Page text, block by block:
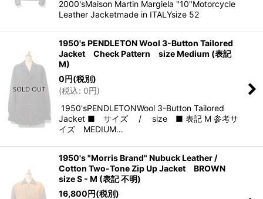
2000'sMaison Martin Margiela "10"Motorcycle
Leather Jacketmade in ITALYsize 52
1950's PENDLETON Wool 3-Button Tailored
Jacket Check Pattern size Medium (表記
M)
0円(税別)
(税込: 0円)
1950'sPENDLETONWool 3-Button Tailored
Jacket ■ サイズ / size ■ 表記 M 参考サ
イズ MEDIUM…
1950's "Morris Brand" Nubuck Leather /
Cotton Two-Tone Zip Up Jacket BROWN
size S - M (表記 不明)
16,800円(税別)